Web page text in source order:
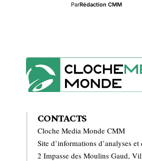
ParRédaction CMM
CONTACTS
Cloche Media Monde CMM
Site d’informations d’analyses
2 Impasse des Moulins Gaud,